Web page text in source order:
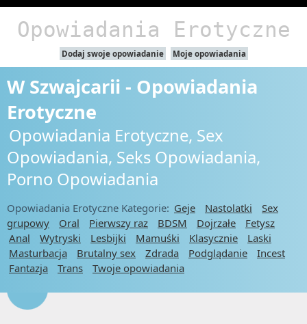
Opowiadania Erotyczne
Dodaj swoje opowiadanie Moje opowiadania
W Szwajcarii - Opowiadania
Erotyczne
Opowiadania Erotyczne, Sex
Opowiadania, Seks Opowiadania,
Porno Opowiadania
Opowiadania Erotyczne Kategorie: Geje Nastolatki
Sex
grupowy
Oral Pierwszy raz BDSM Dojrzałe
Fetysz
Anal
Wytryski Lesbijki Mamuśki Klasycznie
Laski
Masturbacja
Brutalny sex Zdrada Podglądanie
Incest
Fantazja
Trans Twoje opowiadania